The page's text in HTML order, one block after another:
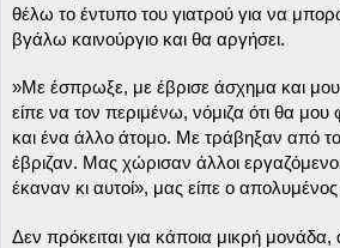
θέλω το έντυπο του γιατρού για να
βγάλω καινούργιο και θα αργήσει.
»Με έσπρωξε, με έβρισε άσχημα και
είπε να τον περιμένω, νόμιζα ότι θα μου
και ένα άλλο άτομο. Με τράβηξαν από
έβριζαν. Μας χώρισαν άλλοι
έκαναν κι αυτοί», μας είπε ο
Δεν πρόκειται για κάποια μικρή